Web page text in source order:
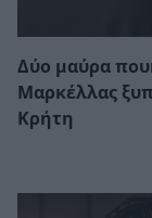
Δύο μαύρα
Μαρκέλλας
Κρήτη